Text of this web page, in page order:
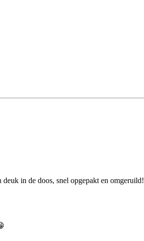
in de doos, snel opgepakt en omgeruild!